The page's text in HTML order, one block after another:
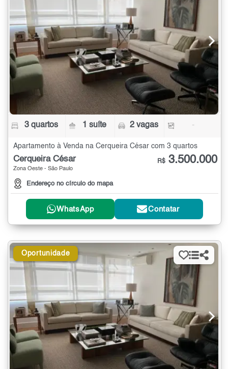
3 quartos 1 suíte 2 vagas -
Apartamento à Venda na Cerqueira César com 3 quartos
Cerqueira César
Zona Oeste - São Paulo
Endereço no círculo do mapa
R$ 3.500.000
WhatsApp Contatar
Oportunidade